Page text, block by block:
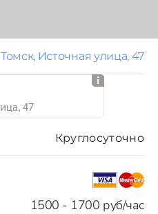
1500 - 1700 руб/час
Круглосуточно
Томск, Источная улица, 47
47